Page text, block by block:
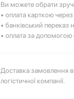
Ви можете обрати
• оплата карткою через
• банківський переказ
• оплата за допомогою
Доставка замовлення
логістичної компанії.